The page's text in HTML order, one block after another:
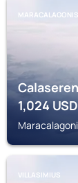
MARACALAGONIS
1,024USD
VILLASIMIUS